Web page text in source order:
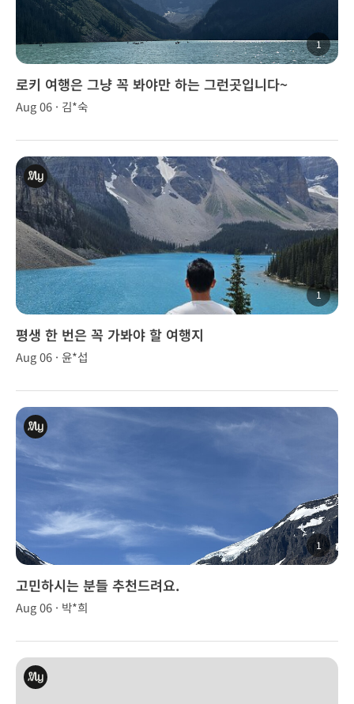
1
로키 여행은 그냥 꼭 봐야만 하는 그런곳입니다~
Aug 06 · 김*숙
1
평생 한 번은 꼭 가봐야 할 여행지
Aug 06 · 윤*섭
1
고민하시는 분들 추천드려요.
Aug 06 · 박*희